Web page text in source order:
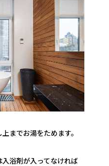
までお湯をためます。
入浴剤が入ってなければ